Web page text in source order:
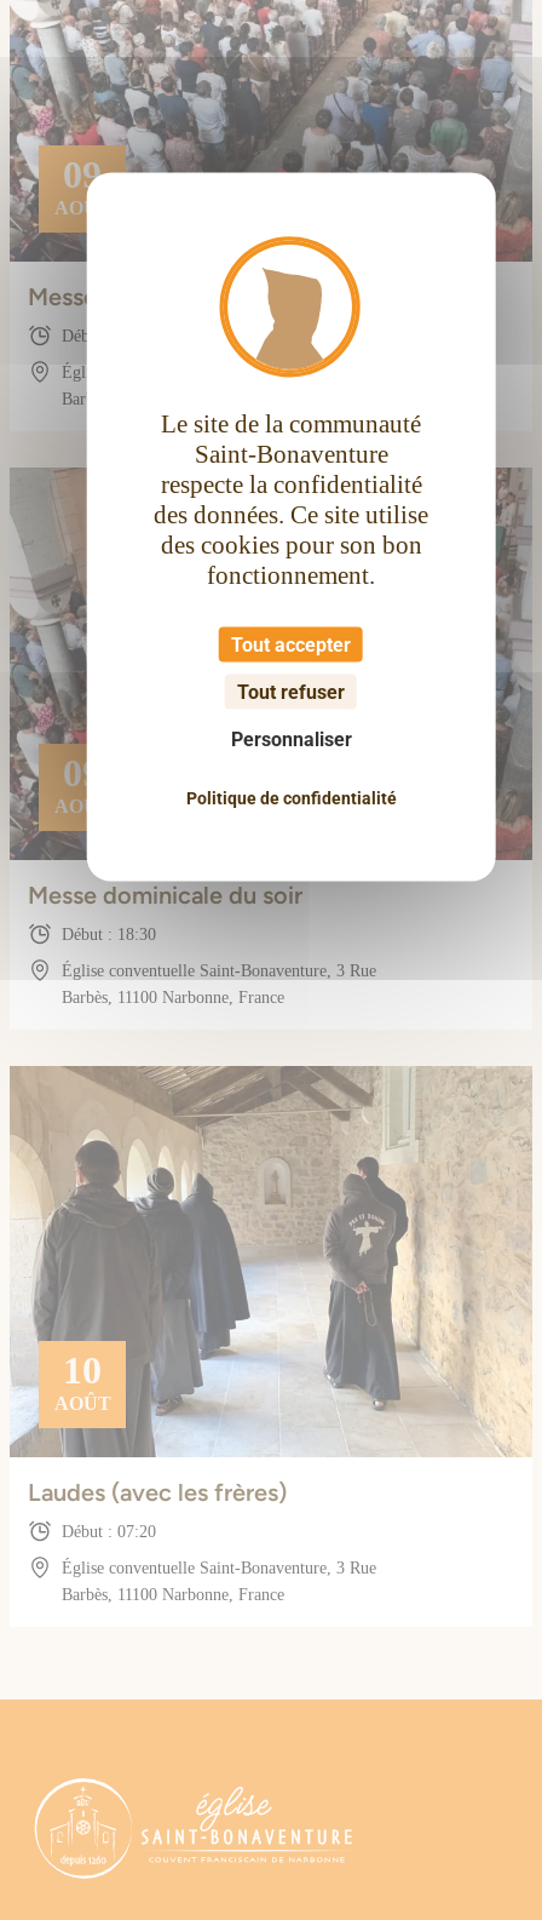
Le site de la communauté
Saint-Bonaventure
respecte la confidentialité
des données. Ce site utilise
des cookies pour son bon
fonctionnement.
Tout accepter
Tout refuser
Personnaliser
Politique de confidentialité
09
AOÛT
Messe dominicale
Début : 10:30
Église conventuelle Saint-Bonaventure, 3 Rue
Barbès, 11100 Narbonne, France
09
AOÛT
Messe dominicale du soir
Début : 18:30
Église conventuelle Saint-Bonaventure, 3 Rue
Barbès, 11100 Narbonne, France
10
AOÛT
Laudes (avec les frères)
Début : 07:20
Église conventuelle Saint-Bonaventure, 3 Rue
Barbès, 11100 Narbonne, France